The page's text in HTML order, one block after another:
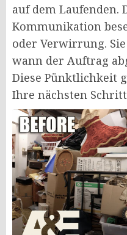
auf dem Laufenden.
Kommunikation
oder Verwirrung.
wann der Auftrag
Diese Pünktlichkeit
Ihre nächsten